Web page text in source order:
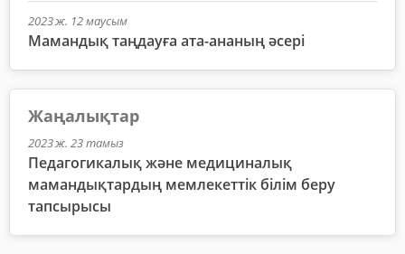
2023 ж. 12 маусым
Мамандық таңдауға ата-ананың әсері
Жаңалықтар
2023 ж. 23 тамыз
Педагогикалық және медициналық
мамандықтардың мемлекеттік білім беру
тапсырысы